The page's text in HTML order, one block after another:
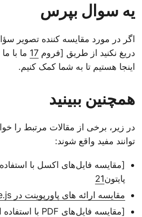
یه سوال بپرس
اگر در مورد مقایسه کننده تصویر سؤال
دریغ نکنید از طریق [فروم17ما با ما
اینجا هستیم تا به شما کمک کنیم.
همچنین ببینید
در زیر، برخی از مقالات مرتبط را
توانند مفید واقع شوند:
پایتون21
مقایسه ارائه های پاورپوینت در Node.js